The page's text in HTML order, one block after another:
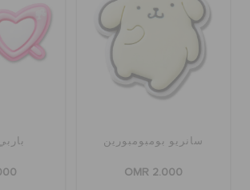
سانريو بومبومبورين
OMR 2.000